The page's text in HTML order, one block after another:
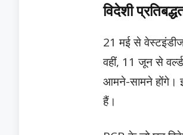
विदेशी
21 मई से
वहीं, 11 जून से
आमने-सामने होंगे।
हैं।